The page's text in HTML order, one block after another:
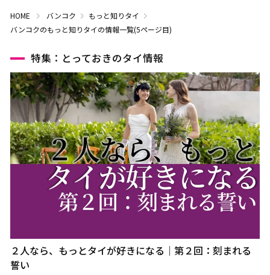
HOME バンコク
もっと知りタイ
バンコクのもっと知りタイの情報一覧(5ページ目)
特集：とっておきのタイ情報
２人なら、もっとタイが好きになる｜第２回：刻まれる
誓い